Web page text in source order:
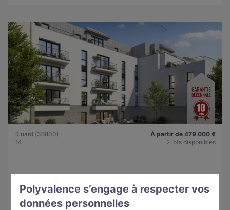
Polyvalence s’engage à respecter vos
données personnelles
Dinard (35800)
T4
À partir de 479 000 €
2 lots disponibles
Découvrez une résidence intimiste à Dinard, alliant élégance,
confort et douceur de vivre sur la côte d'Émeraude.